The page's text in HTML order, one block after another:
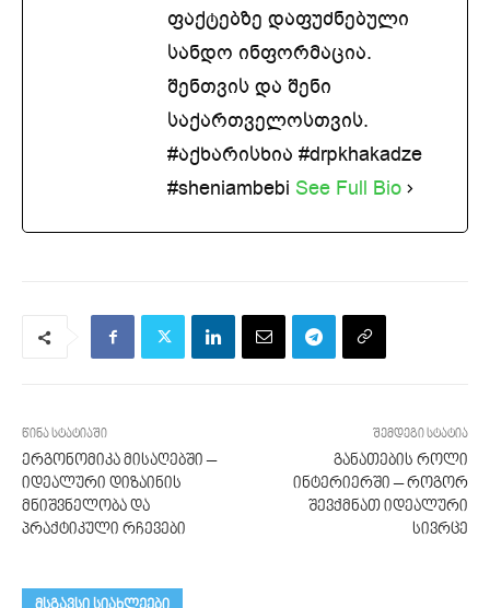
ფაქტებზე დაფუძნებული
სანდო ინფორმაცია.
შენთვის და შენი
საქართველოსთვის.
#აქხარისხია #drpkhakadze
#sheniambebi See Full Bio
წინა სტატიაში
ერგონომიკა მისაღებში –
იდეალური დიზაინის
მნიშვნელობა და
პრაქტიკული რჩევები
შემდეგი სტატია
განათების როლი
ინტერიერში – როგორ
შევქმნათ იდეალური
სივრცე